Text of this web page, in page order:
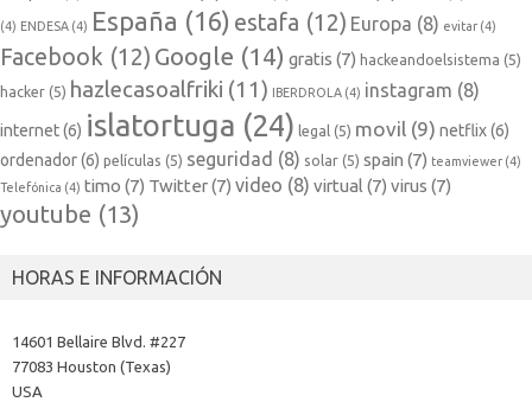
(4) ENDESA (4) España (16) estafa (12) Europa (8) evitar (4)
Facebook (12) Google (14) gratis (7) hackeandoelsistema (5)
hacker (5) hazlecasoalfriki (11) IBERDROLA (4) instagram (8)
internet(6) islatortuga (24) legal (5) movil (9) netflix(6)
ordenador(6) películas (5) seguridad (8) solar (5) spain (7) teamviewer (4)
Telefónica (4) timo (7) Twitter(7) video (8) virtual (7) virus (7)
youtube (13)
HORAS E INFORMACIÓN
14601 Bellaire Blvd. #227
77083 Houston (Texas)
USA